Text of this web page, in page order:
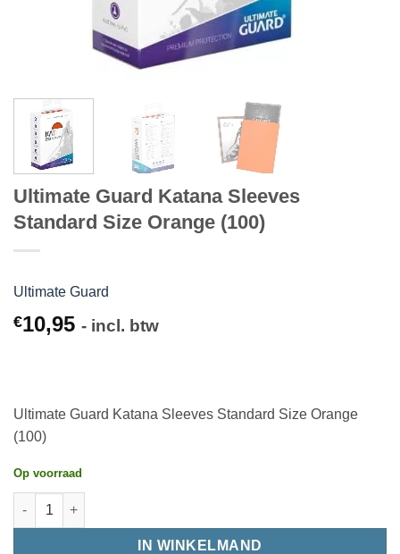
Ultimate Guard Katana Sleeves
Standard Size Orange (100)
Ultimate Guard
€10,95 - incl. btw
Ultimate Guard Katana Sleeves Standard Size Orange
(100)
Op voorraad
IN WINKELMAND